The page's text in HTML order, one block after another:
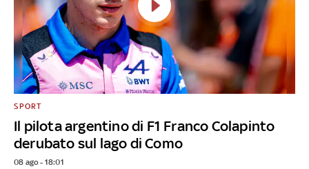
Il pilota argentino di F1 Franco Colapinto
derubato sul lago di Como
SPORT
08 ago - 18:01